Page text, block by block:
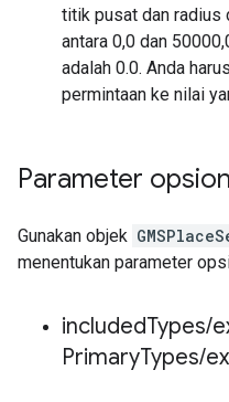
titik pusat dan radius
antara 0,0 dan
adalah 0.0. Anda
permintaan ke nilai
Parameter
Gunakan objek
menentukan parameter
includedTypes/
PrimaryTypes/